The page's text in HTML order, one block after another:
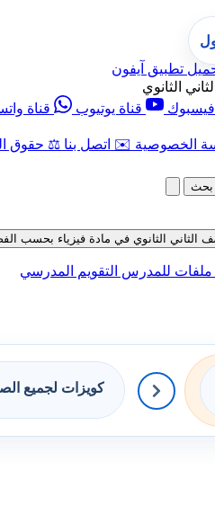
تطبيق آيفون
الثانوي
قناة يوتيوب قناة
الخصوصية ✉️ اتصل بنا ⚖️ حقوق
بحث
الثانوي في مادة فيزياء بحسب الفصل
ملفات للمدرس التقويم المدرسي
كويزات لجميع